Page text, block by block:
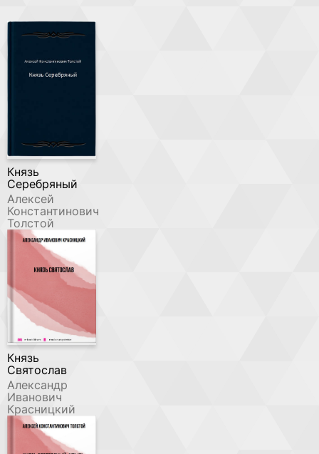
Князь
Серебряный
Алексей
Константинович
Толстой
Князь
Святослав
Александр
Иванович
Красницкий